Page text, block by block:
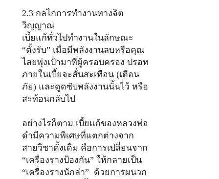
2.3 กลไกการทำงานทางจิต
วิญญาณ
เบี้ยแก้ทั่วไปทำงานในลักษณะ
“ตั้งรับ” เมื่อมีพลังงานลบหรือคุณ
ไสยพุ่งเป้ามาที่ผู้ครอบครอง ปรอท
ภายในเบี้ยจะสั่นสะเทือน (เตือน
ภัย) และดูดซับพลังงานนั้นไว้ หรือ
สะท้อนกลับไป
อย่างไรก็ตาม เบี้ยแก้ของหลวงพ่อ
ดำมีความพิเศษที่แตกต่างจาก
สายวิชาดั้งเดิม คือการเปลี่ยนจาก
“เครื่องรางป้องกัน” ให้กลายเป็น
“เครื่องรางนักล่า” ด้วยการผนวก